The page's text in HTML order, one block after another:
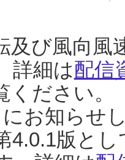
及び風向風
詳細は配信
ください。
お知らせ
4.0.1版と